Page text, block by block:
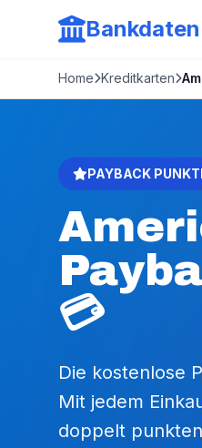
Home Kreditkarten
PAYBACK
💳
Die kostenlose
Mit jedem
doppelt